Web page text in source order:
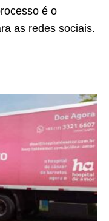
é o
as redes sociais.